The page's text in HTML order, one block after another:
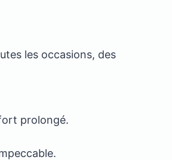
les occasions, des
prolongé.